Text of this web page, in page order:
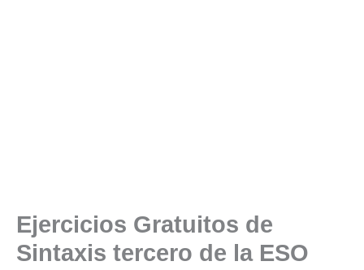
Ejercicios Gratuitos de
Sintaxis tercero de la ESO